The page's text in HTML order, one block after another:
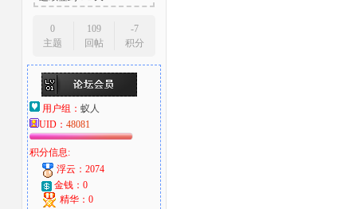
0
主题
109
回帖
-7
积分
用户组： 蚁人
UID： 48081
积分信息:
浮云：2074
金钱：0
精华：0